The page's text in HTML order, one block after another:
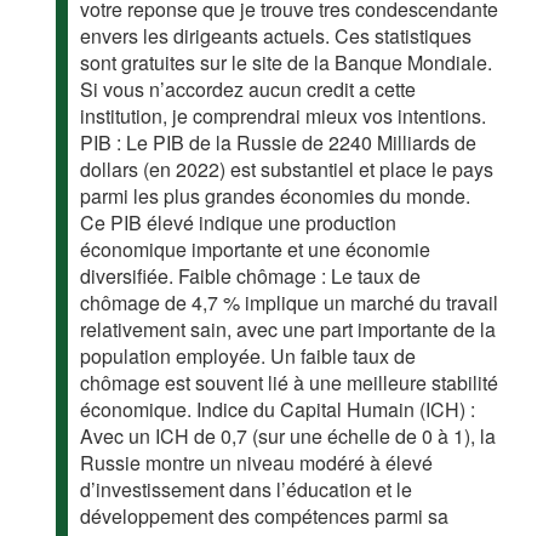
votre reponse que je trouve tres condescendante
envers les dirigeants actuels. Ces statistiques
sont gratuites sur le site de la Banque Mondiale.
Si vous n’accordez aucun credit a cette
institution, je comprendrai mieux vos intentions.
PIB : Le PIB de la Russie de 2240 Milliards de
dollars (en 2022) est substantiel et place le pays
parmi les plus grandes économies du monde.
Ce PIB élevé indique une production
économique importante et une économie
diversifiée. Faible chômage : Le taux de
chômage de 4,7 % implique un marché du travail
relativement sain, avec une part importante de la
population employée. Un faible taux de
chômage est souvent lié à une meilleure stabilité
économique. Indice du Capital Humain (ICH) :
Avec un ICH de 0,7 (sur une échelle de 0 à 1), la
Russie montre un niveau modéré à élevé
d’investissement dans l’éducation et le
développement des compétences parmi sa